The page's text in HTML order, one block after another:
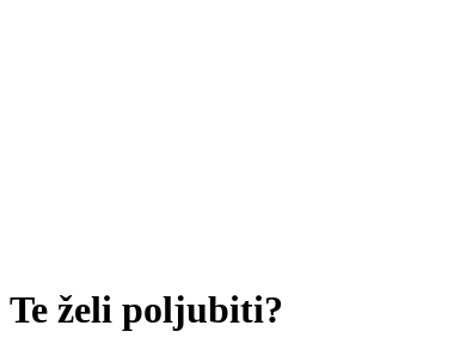
Te želi poljubiti?